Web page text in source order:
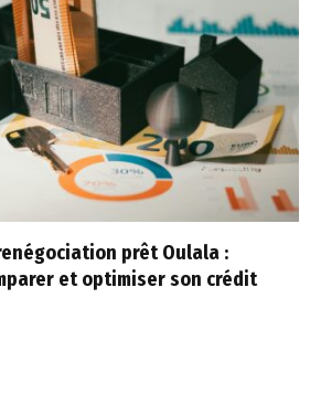
prêt Oulala :
et optimiser son crédit